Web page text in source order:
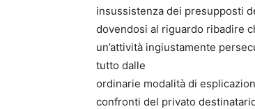
insussistenza dei presupposti
dovendosi al riguardo ribadire
un’attività ingiustamente
tutto dalle
ordinarie modalità di
confronti del privato